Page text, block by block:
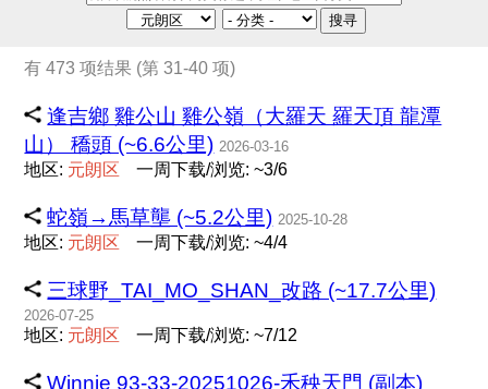
搜寻
有 473 项结果 (第 31-40 项)
逢吉鄉 雞公山 雞公嶺（大羅天 羅天頂 龍潭
山） 穚頭 (~6.6公里) 2026-03-16
地区: 元朗 区 一周下载/浏览: ~3/6
蛇嶺→馬草壟 (~5.2公里) 2025-10-28
地区: 元朗 区 一周下载/浏览: ~4/4
三球野_TAI_MO_SHAN_改路 (~17.7公里)
2026-07-25
地区: 元朗 区 一周下载/浏览: ~7/12
Winnie 93-33-20251026-禾秧天門 (副本)